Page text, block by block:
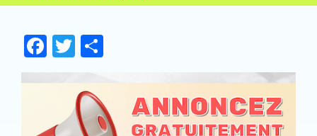
Facebook
Twitter